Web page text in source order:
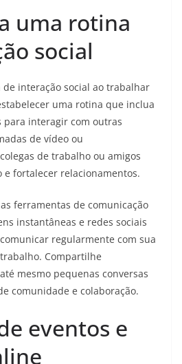
uma rotina
social
de interação social ao trabalhar
uma rotina que inclua
para interagir com outras
de vídeo ou
de trabalho ou amigos
e fortalecer relacionamentos.
ferramentas de comunicação
instantâneas e redes sociais
regularmente com sua
Compartilhe
mesmo pequenas conversas
comunidade e colaboração.
eventos e